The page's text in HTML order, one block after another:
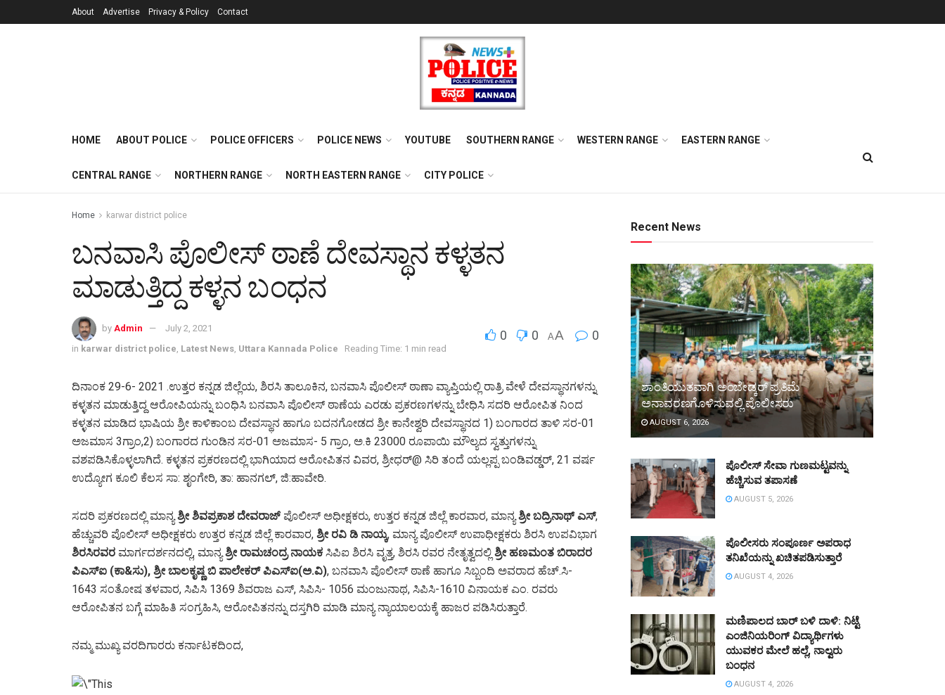
About Advertise Privacy & Policy Contact
HOME ABOUT POLICE POLICE OFFICERS POLICE NEWS YOUTUBE SOUTHERN RANGE WESTERN RANGE EASTERN RANGE
CENTRAL RANGE NORTHERN RANGE NORTH EASTERN RANGE CITY POLICE
Home karwar district police
ಬನವಾಸಿ ಪೊಲೀಸ್ ಠಾಣೆ ದೇವಸ್ಥಾನ ಕಳ್ಳತನ
ಮಾಡುತ್ತಿದ್ದ ಕಳ್ಳನ ಬಂಧನ
by Admin
July 2, 2021
in karwar district police Latest News Uttara Kannada Police Reading Time: 1 min read
0 0 AA 0
ದಿನಾಂಕ 29-6- 2021 .ಉತ್ತರ ಕನ್ನಡ ಜಿಲ್ಲೆಯ, ಶಿರಸಿ ತಾಲೂಕಿನ, ಬನವಾಸಿ ಪೊಲೀಸ್ ಠಾಣಾ ವ್ಯಾಪ್ತಿಯಲ್ಲಿ ರಾತ್ರಿ ವೇಳೆ ದೇವಸ್ಥಾನಗಳನ್ನು
ಕಳ್ಳತನ ಮಾಡುತ್ತಿದ್ದ ಆರೋಪಿಯನ್ನು ಬಂಧಿಸಿ ಬನವಾಸಿ ಪೊಲೀಸ್ ಠಾಣೆಯ ಎರಡು ಪ್ರಕರಣಗಳನ್ನು ಬೇಧಿಸಿ ಸದರಿ ಆರೋಪಿತ ನಿಂದ
ಕಳ್ಳತನ ಮಾಡಿದ ಭಾಷಿಯ ಶ್ರೀ ಕಾಳಿಕಾಂಬ ದೇವಸ್ಥಾನ ಹಾಗೂ ಬದನಗೋಡದ ಶ್ರೀ ಕಾನೇಶ್ವರಿ ದೇವಸ್ಥಾನದ 1) ಬಂಗಾರದ ತಾಳಿ ಸರ-01
ಅಜಮಾಸ 3ಗ್ರಾಂ,2) ಬಂಗಾರದ ಗುಂಡಿನ ಸರ-01 ಅಜಮಾಸ- 5 ಗ್ರಾಂ, ಅ.ಕಿ 23000 ರೂಪಾಯಿ ಮೌಲ್ಯದ ಸ್ವತ್ತುಗಳನ್ನು
ವಶಪಡಿಸಿಕೊಳ್ಳಲಾಗಿದೆ. ಕಳ್ಳತನ ಪ್ರಕರಣದಲ್ಲಿ ಭಾಗಿಯಾದ ಆರೋಪಿತನ ವಿವರ, ಶ್ರೀಧರ್@ ಸಿರಿ ತಂದೆ ಯಲ್ಲಪ್ಪ ಬಂಡಿವಡ್ಡರ್, 21 ವರ್ಷ
ಉದ್ಯೋಗ ಕೂಲಿ ಕೆಲಸ ಸಾ: ಶೃಂಗೇರಿ, ತಾ: ಹಾನಗಲ್, ಜಿ:ಹಾವೇರಿ.
ಸದರಿ ಪ್ರಕರಣದಲ್ಲಿ ಮಾನ್ಯಶ್ರೀ ಶಿವಪ್ರಕಾಶ ದೇವರಾಜ್ ಪೊಲೀಸ್ ಅಧೀಕ್ಷಕರು, ಉತ್ತರ ಕನ್ನಡ ಜಿಲ್ಲೆ ಕಾರವಾರ, ಮಾನ್ಯಶ್ರೀ ಬದ್ರಿನಾಥ್ ಎಸ್,
ಹೆಚ್ಚುವರಿ ಪೊಲೀಸ್ ಅಧೀಕ್ಷಕರು ಉತ್ತರ ಕನ್ನಡ ಜಿಲ್ಲೆ ಕಾರವಾರ, ಶ್ರೀ ರವಿ ಡಿ ನಾಯ್ಕ, ಮಾನ್ಯ ಪೊಲೀಸ್ ಉಪಾಧೀಕ್ಷಕರು ಶಿರಸಿ ಉಪವಿಭಾಗ
ಶಿರಸಿರವರ ಮಾರ್ಗದರ್ಶನದಲ್ಲಿ, ಮಾನ್ಯಶ್ರೀ ರಾಮಚಂದ್ರ ನಾಯಕ ಸಿಪಿಐ ಶಿರಸಿ ವೃತ್ತ, ಶಿರಸಿ ರವರ ನೇತೃತ್ವದಲ್ಲಿ ಶ್ರೀ ಹಣಮಂತ ಬಿರಾದರ
ಪಿಎಸ್ಐ (ಕಾ&ಸು), ಶ್ರೀ ಬಾಲಕೃಷ್ಣ ಬಿ ಪಾಲೇಕರ್ ಪಿಎಸ್ಐ(ಅ.ವಿ), ಬನವಾಸಿ ಪೊಲೀಸ್ ಠಾಣೆ ಹಾಗೂ ಸಿಬ್ಬಂದಿ ಅವರಾದ ಹೆಚ್.ಸಿ-
1643 ಸಂತೋಷ ತಳವಾರ, ಸಿಪಿಸಿ 1369 ಶಿವರಾಜ ಎಸ್, ಸಿಪಿಸಿ- 1056 ಮಂಜುನಾಥ, ಸಿಪಿಸಿ-1610 ವಿನಾಯಕ ಎಂ. ರವರು
ಆರೋಪಿತನ ಬಗ್ಗೆ ಮಾಹಿತಿ ಸಂಗ್ರಹಿಸಿ, ಆರೋಪಿತನನ್ನು ದಸ್ತಗಿರಿ ಮಾಡಿ ಮಾನ್ಯ ನ್ಯಾಯಾಲಯಕ್ಕೆ ಹಾಜರ ಪಡಿಸಿರುತ್ತಾರೆ.
ನಮ್ಮ ಮುಖ್ಯ ವರದಿಗಾರರು ಕರ್ನಾಟಕದಿಂದ,
Recent News
ಶಾಂತಿಯುತವಾಗಿ ಅಂಬೇಡ್ಕರ್ ಪ್ರತಿಮೆ
ಅನಾವರಣಗೊಳಿಸುವಲ್ಲಿ ಪೊಲೀಸರು
AUGUST 6, 2026
ಪೊಲೀಸ್ ಸೇವಾ ಗುಣಮಟ್ಟವನ್ನು
ಹೆಚ್ಚಿಸುವ ತಪಾಸಣೆ
AUGUST 5, 2026
ಪೊಲೀಸರು ಸಂಪೂರ್ಣ ಅಪರಾಧ
ತನಿಖೆಯನ್ನು ಖಚಿತಪಡಿಸುತ್ತಾರೆ
AUGUST 4, 2026
ಮಣಿಪಾಲದ ಬಾರ್ ಬಳಿ ದಾಳಿ: ನಿಟ್ಟೆ
ಎಂಜಿನಿಯರಿಂಗ್ ವಿದ್ಯಾರ್ಥಿಗಳು
ಯುವಕರ ಮೇಲೆ ಹಲ್ಲೆ, ನಾಲ್ವರು
ಬಂಧನ
AUGUST 4, 2026